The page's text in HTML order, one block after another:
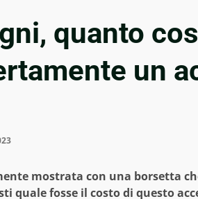
quanto
un
mostrata con una borsetta
quale fosse il costo di questo